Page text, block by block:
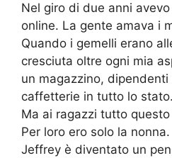
Nel giro di due anni
online. La gente amava i
Quando i gemelli erano
cresciuta oltre ogni mia
un magazzino,
caffetterie in tutto lo stato.
Ma ai ragazzi tutto
Per loro ero solo la nonna.
Jeffrey è diventato un